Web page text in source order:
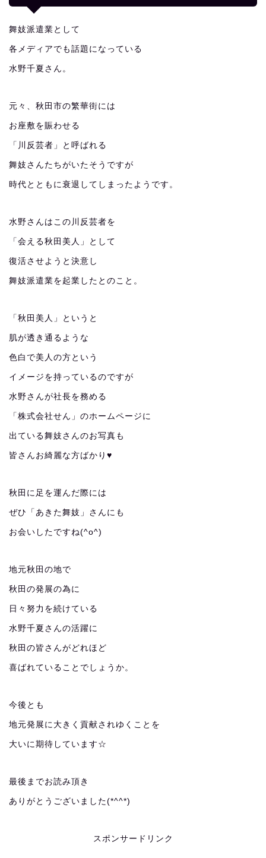
舞妓派遣業として
各メディアでも話題になっている
水野千夏さん。
元々、秋田市の繁華街には
お座敷を賑わせる
「川反芸者」と呼ばれる
舞妓さんたちがいたそうですが
時代とともに衰退してしまったようです。
水野さんはこの川反芸者を
「会える秋田美人」として
復活させようと決意し
舞妓派遣業を起業したとのこと。
「秋田美人」というと
肌が透き通るような
色白で美人の方という
イメージを持っているのですが
水野さんが社長を務める
「株式会社せん」のホームページに
出ている舞妓さんのお写真も
皆さんお綺麗な方ばかり♥
秋田に足を運んだ際には
ぜひ「あきた舞妓」さんにも
お会いしたですね(^o^)
地元秋田の地で
秋田の発展の為に
日々努力を続けている
水野千夏さんの活躍に
秋田の皆さんがどれほど
喜ばれていることでしょうか。
今後とも
地元発展に大きく貢献されゆくことを
大いに期待しています☆
最後までお読み頂き
ありがとうございました(*^^*)
スポンサードリンク